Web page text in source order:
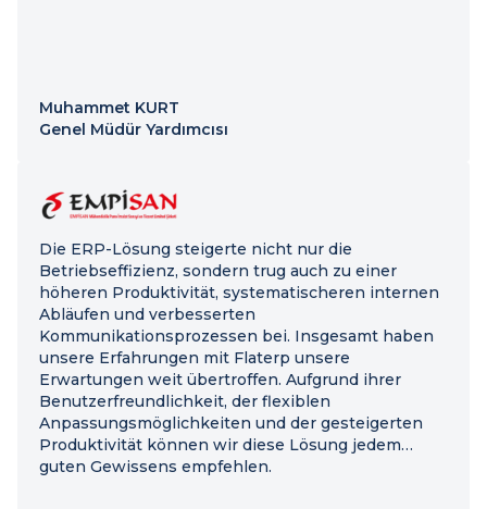
Muhammet KURT
Genel Müdür Yardımcısı
Die ERP-Lösung steigerte nicht nur die
Betriebseffizienz, sondern trug auch zu einer
höheren Produktivität, systematischeren internen
Abläufen und verbesserten
Kommunikationsprozessen bei. Insgesamt haben
unsere Erfahrungen mit Flaterp unsere
Erwartungen weit übertroffen. Aufgrund ihrer
Benutzerfreundlichkeit, der flexiblen
Anpassungsmöglichkeiten und der gesteigerten
Produktivität können wir diese Lösung jedem
guten Gewissens empfehlen.